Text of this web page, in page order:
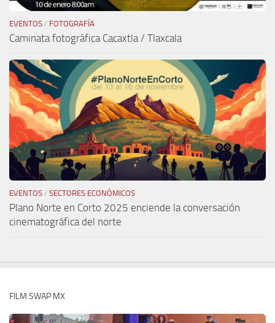
EVENTOS / FOTOGRAFÍA
Caminata fotográfica Cacaxtla / Tlaxcala
EVENTOS / SECTORES ECONÓMICOS
Plano Norte en Corto 2025 enciende la conversación
cinematográfica del norte
FILM SWAP MX